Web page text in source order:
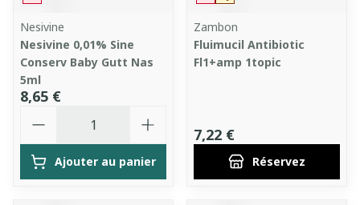
Nesivine
Nesivine 0,01% Sine
Conserv Baby Gutt Nas
5ml
8,65 €
Ajouter au panier
Zambon
Fluimucil Antibiotic
Fl1+amp 1topic
7,22 €
Réservez